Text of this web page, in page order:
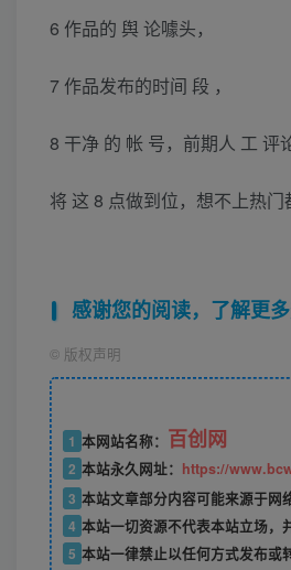
6 作品的 舆 论噱头，
7 作品发布的时间 段 ，
8 干净 的 帐 号，前期人 工 评
将 这 8 点做到位，想不上热门
感谢您的阅读，了解更
© 版权声明
1 本网站名称： 百创网
2 本站永久网址： https://
3 本站文章部分内容可能来源于网
4 本站一切资源不代表本站立场，
5 本站一律禁止以任何方式发布或